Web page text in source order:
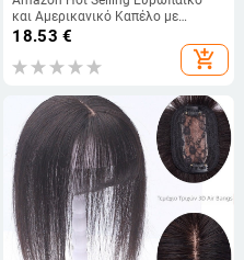
και Αμερικανικό Καπέλο με
Υπερβολικό Λουλούδι Φτερό
Ψάθινο Καπέλο Ιδιοσυγκρασία
Διασημοτήτων Φεστιβάλ
18.53 €
add_shopping_cart